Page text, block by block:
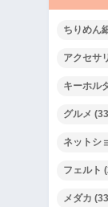
ちりめん
アクセサ
キーホル
グルメ
ネットシ
フェルト
メダカ